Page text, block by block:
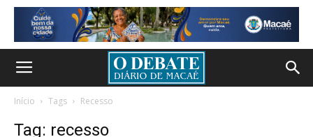
Início Tags Recesso
Tag: recesso